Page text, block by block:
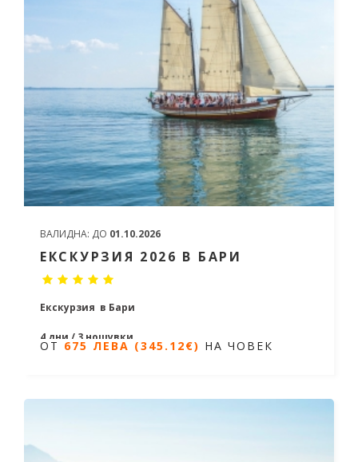
ВАЛИДНА: ДО 01.10.2026
ЕКСКУРЗИЯ 2026 В БАРИ
Екскурзия в Бари
4 дни / 3 нощувки
ОТ 675 ЛЕВА (345.12€) НА ЧОВЕК